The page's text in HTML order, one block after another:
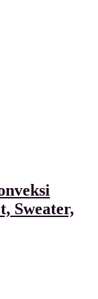
Sweater,